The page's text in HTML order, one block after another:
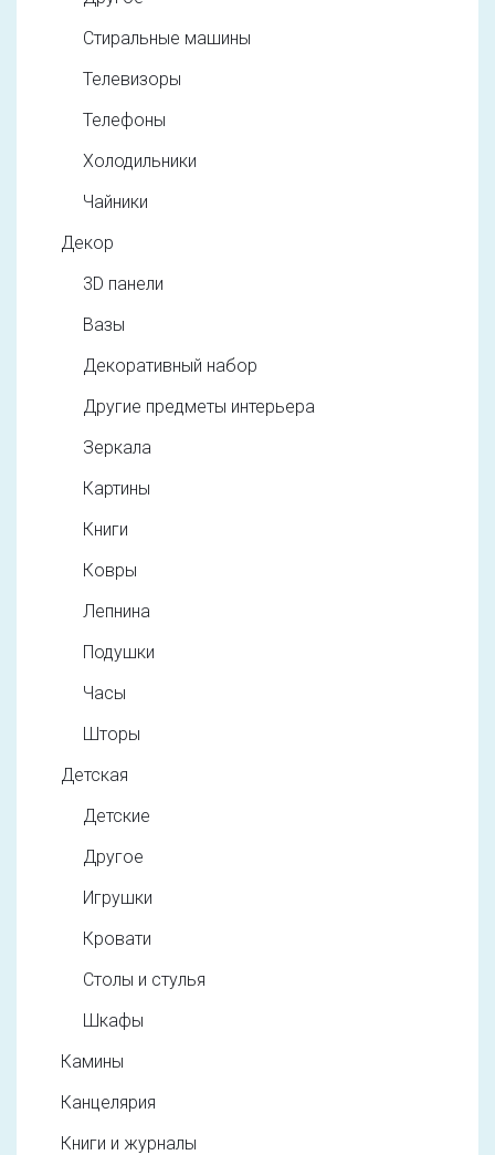
Стиральные машины
Телевизоры
Телефоны
Холодильники
Чайники
Декор
3D панели
Вазы
Декоративный набор
Другие предметы интерьера
Зеркала
Картины
Книги
Ковры
Лепнина
Подушки
Часы
Шторы
Детская
Детские
Другое
Игрушки
Кровати
Столы и стулья
Шкафы
Камины
Канцелярия
Книги и журналы